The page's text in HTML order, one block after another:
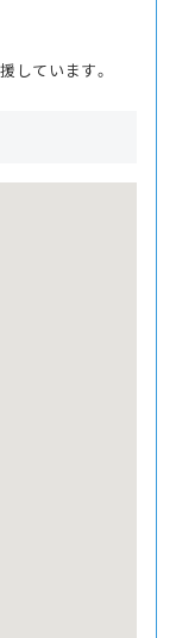
しています。